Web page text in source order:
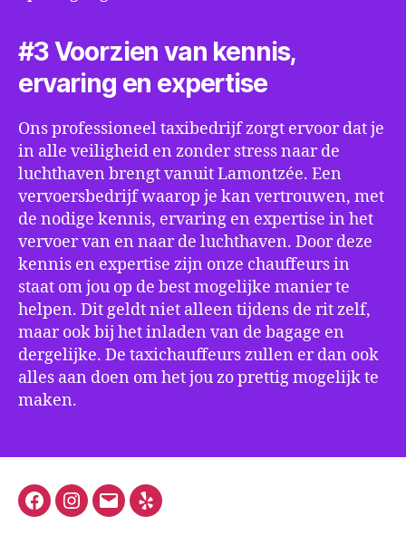
#3 Voorzien van kennis,
ervaring en expertise
Ons professioneel taxibedrijf zorgt ervoor dat je
in alle veiligheid en zonder stress naar de
luchthaven brengt vanuit Lamontzée. Een
vervoersbedrijf waarop je kan vertrouwen, met
de nodige kennis, ervaring en expertise in het
vervoer van en naar de luchthaven. Door deze
kennis en expertise zijn onze chauffeurs in
staat om jou op de best mogelijke manier te
helpen. Dit geldt niet alleen tijdens de rit zelf,
maar ook bij het inladen van de bagage en
dergelijke. De taxichauffeurs zullen er dan ook
alles aan doen om het jou zo prettig mogelijk te
maken.
FacebookInstagram
E-
Yelp